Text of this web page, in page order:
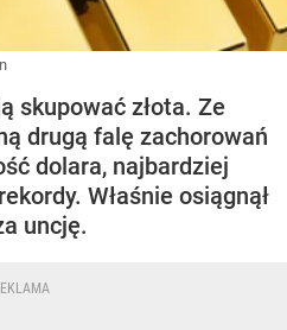
skupować złota. Ze
drugą falę zachorowań
dolara, najbardziej
Właśnie osiągnął
uncję.